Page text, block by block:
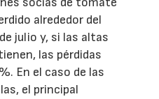
alrededor del
julio y, si las altas
las pérdidas
En el caso de las
el principal